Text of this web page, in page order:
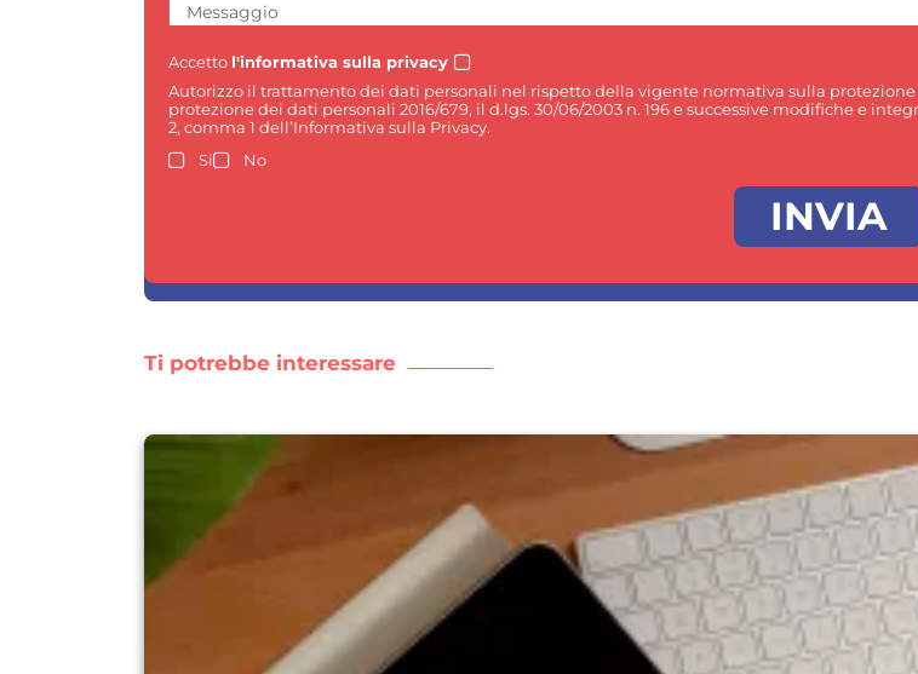
Messaggio
Accetto l'informativa sulla privacy
Autorizzo il trattamento dei dati personali nel rispetto della vigente normativa sulla
protezione dei dati personali 2016/679, il d.lgs. 30/06/2003 n. 196 e successive modifiche e
2, comma 1 dell’Informativa sulla Privacy.
Si
No
Ti potrebbe interessare